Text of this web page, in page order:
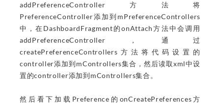
addPreferenceController方法将
PreferenceController添加到mPreferenceControllers
中，在DashboardFragment的onAttach方法中会调用
addPreferenceController，通过
createPreferenceControllers方法将代码设置的
controller添加到mControllers集合，然后读取xml中设
置的controller添加到mControllers集合。
然后看下加载Preference的onCreatePreferences方